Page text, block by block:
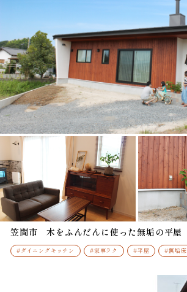
笠間市 木をふんだんに使った無垢の平屋
#ダイニングキッチン #家事ラク #平屋 #無垢床